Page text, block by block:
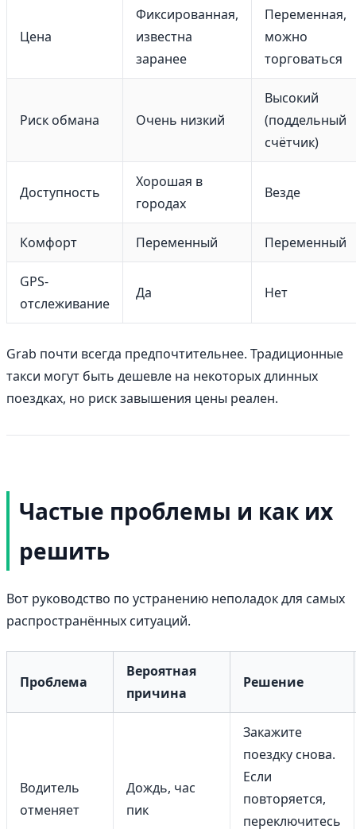
Цена
Фиксированная,
известна
заранее
Переменная,
можно
торговаться
Риск обмана Очень низкий
Высокий
(поддельный
счётчик)
Доступность
Хорошая в
городах
Везде
Комфорт Переменный Переменный
GPS-
отслеживание
Да Нет
Grab почти всегда предпочтительнее. Традиционные
такси могут быть дешевле на некоторых длинных
поездках, но риск завышения цены реален.
Частые проблемы и как их
решить
Вот руководство по устранению неполадок для самых
распространённых ситуаций.
Проблема
Вероятная
причина
Решение
Водитель
отменяет
Дождь, час
пик
Закажите
поездку снова.
Если
повторяется,
переключитесь